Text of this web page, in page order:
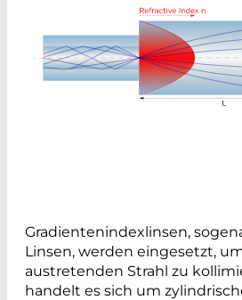
Gradientenindexlinsen,
Linsen, werden eingesetzt,
austretenden Strahl zu
handelt es sich um